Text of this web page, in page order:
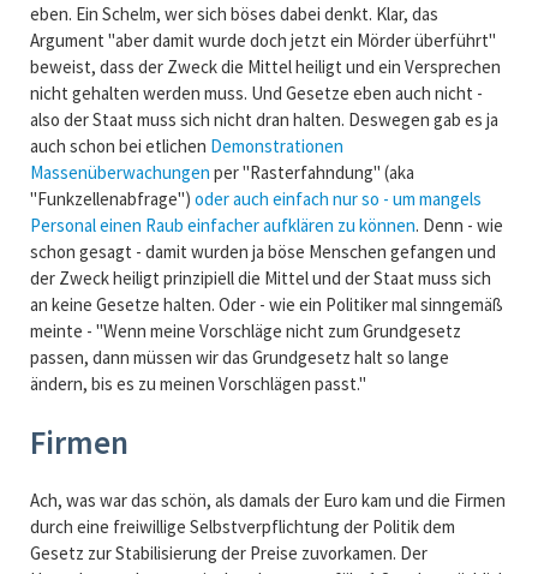
eben. Ein Schelm, wer sich böses dabei denkt. Klar, das
Argument "aber damit wurde doch jetzt ein Mörder überführt"
beweist, dass der Zweck die Mittel heiligt und ein Versprechen
nicht gehalten werden muss. Und Gesetze eben auch nicht -
also der Staat muss sich nicht dran halten. Deswegen gab es ja
auch schon bei etlichen Demonstrationen
Massenüberwachungen per "Rasterfahndung" (aka
"Funkzellenabfrage") oder auch einfach nur so - um mangels
Personal einen Raub einfacher aufklären zu können. Denn - wie
schon gesagt - damit wurden ja böse Menschen gefangen und
der Zweck heiligt prinzipiell die Mittel und der Staat muss sich
an keine Gesetze halten. Oder - wie ein Politiker mal sinngemäß
meinte - "Wenn meine Vorschläge nicht zum Grundgesetz
passen, dann müssen wir das Grundgesetz halt so lange
ändern, bis es zu meinen Vorschlägen passt."
Firmen
Ach, was war das schön, als damals der Euro kam und die Firmen
durch eine freiwillige Selbstverpflichtung der Politik dem
Gesetz zur Stabilisierung der Preise zuvorkamen. Der